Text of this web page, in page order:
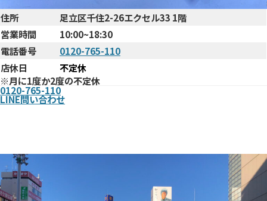
住所
足立区千住2-26エクセル33 1階
営業時間
10:00~18:30
電話番号
0120-765-110
店休日
不定休
※月に1度か2度の不定休
0120-765-110
LINE問い合わせ